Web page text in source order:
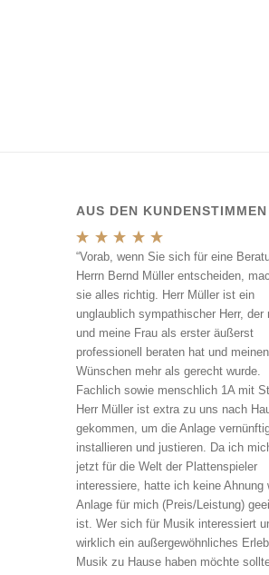
AUS DEN KUNDENSTIMMEN
“Vorab, wenn Sie sich für eine
Herrn Bernd Müller entscheiden,
sie alles richtig. Herr Müller ist ein
unglaublich sympathischer Herr, der
und meine Frau als erster äußerst
professionell beraten hat und meinen
Wünschen mehr als gerecht wurde.
Fachlich sowie menschlich 1A mit
Herr Müller ist extra zu uns nach
gekommen, um die Anlage
installieren und justieren. Da ich
jetzt für die Welt der Plattenspieler
interessiere, hatte ich keine Ahnung
Anlage für mich (Preis/Leistung)
ist. Wer sich für Musik interessiert
wirklich ein außergewöhnliches
Musik zu Hause haben möchte